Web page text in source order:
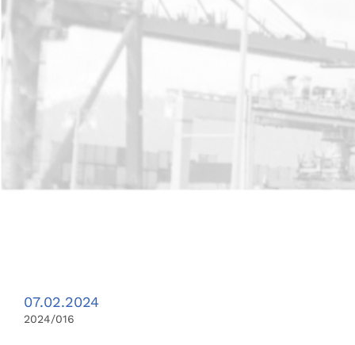
07.02.2024
2024/016